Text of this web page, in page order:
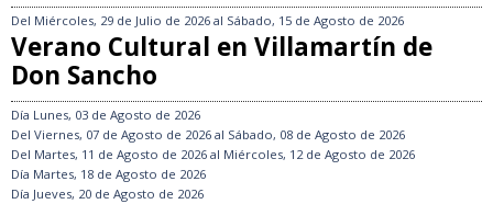
Del Miércoles, 29 de Julio de 2026 al Sábado, 15 de Agosto de 2026
Verano Cultural en Villamartín de
Don Sancho
Día Lunes, 03 de Agosto de 2026
Del Viernes, 07 de Agosto de 2026 al Sábado, 08 de Agosto de 2026
Del Martes, 11 de Agosto de 2026 al Miércoles, 12 de Agosto de 2026
Día Martes, 18 de Agosto de 2026
Día Jueves, 20 de Agosto de 2026